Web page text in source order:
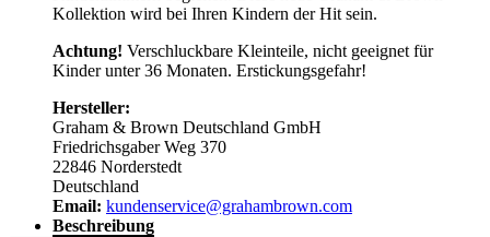
Kollektion wird bei Ihren Kindern der Hit sein.
Achtung! Verschluckbare Kleinteile, nicht geeignet für
Kinder unter 36 Monaten. Erstickungsgefahr!
Hersteller:
Graham & Brown Deutschland GmbH
Friedrichsgaber Weg 370
22846 Norderstedt
Deutschland
Email: kundenservice@grahambrown.com
Beschreibung